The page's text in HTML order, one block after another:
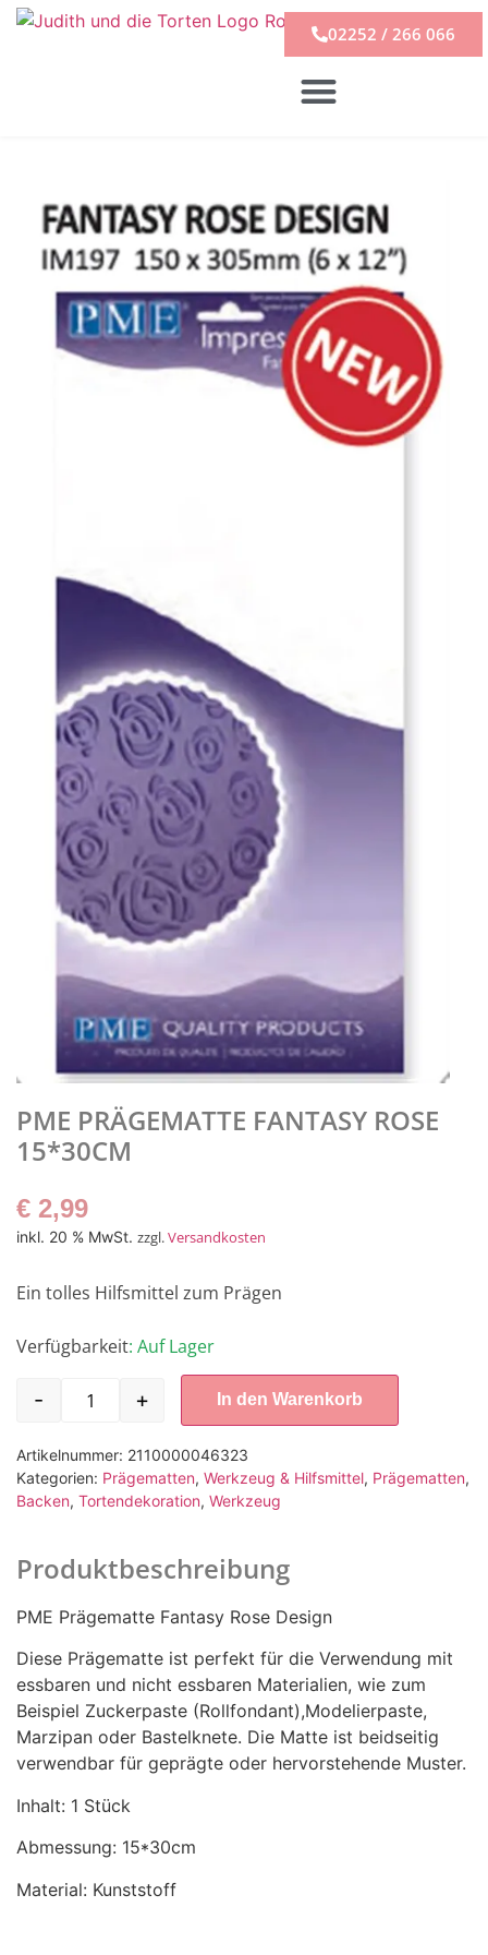
02252 / 266 066
PME PRÄGEMATTE FANTASY ROSE
15*30CM
€ 2,99
inkl. 20 % MwSt. zzgl.Versandkosten
Ein tolles Hilfsmittel zum Prägen
Verfügbarkeit: Auf Lager
- + In den Warenkorb
Artikelnummer: 2110000046323
Kategorien: Prägematten, Werkzeug & Hilfsmittel, Prägematten,
Backen, Tortendekoration, Werkzeug
Produktbeschreibung
PME Prägematte Fantasy Rose Design
Diese Prägematte ist perfekt für die Verwendung mit
essbaren und nicht essbaren Materialien, wie zum
Beispiel Zuckerpaste (Rollfondant),Modelierpaste,
Marzipan oder Bastelknete. Die Matte ist beidseitig
verwendbar für geprägte oder hervorstehende Muster.
Inhalt: 1 Stück
Abmessung: 15*30cm
Material: Kunststoff